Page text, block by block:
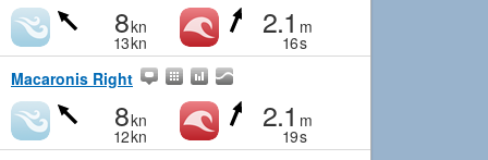
8kn
13kn
2.1 m
16s
Macaronis Right
8kn
12kn
2.1 m
19s